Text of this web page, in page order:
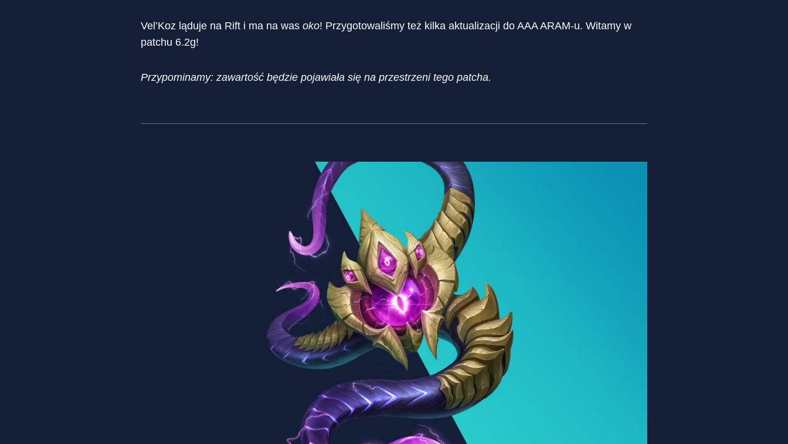
Vel’Koz ląduje na Rift i ma na was oko! Przygotowaliśmy też kilka aktualizacji do AAA ARAM-u. Witamy w
patchu 6.2g!
Przypominamy: zawartość będzie pojawiała się na przestrzeni tego patcha.